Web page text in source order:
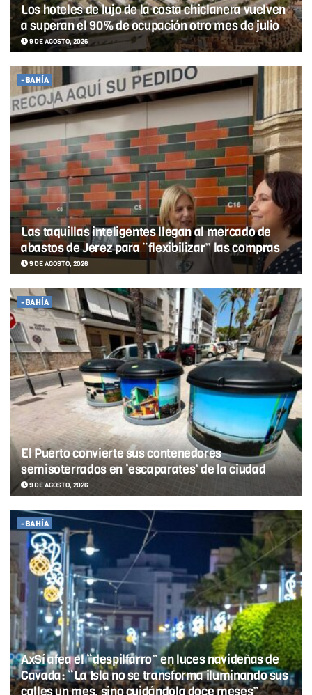
Los hoteles de lujo de la costa chiclanera vuelven
a superan el 90% de ocupación otro mes de julio
9 DE AGOSTO, 2026
-BAHÍA
Las taquillas inteligentes llegan al mercado de
abastos de Jerez para “flexibilizar” las compras
9 DE AGOSTO, 2026
-BAHÍA
El Puerto convierte sus contenedores
semisoterrados en ‘escaparates’ de la ciudad
9 DE AGOSTO, 2026
-BAHÍA
AxSí afea el “despilfarro” en luces navideñas de
Cavada: “La Isla no se transforma iluminando sus